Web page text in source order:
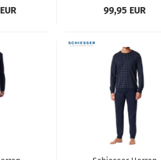
99,95 EUR